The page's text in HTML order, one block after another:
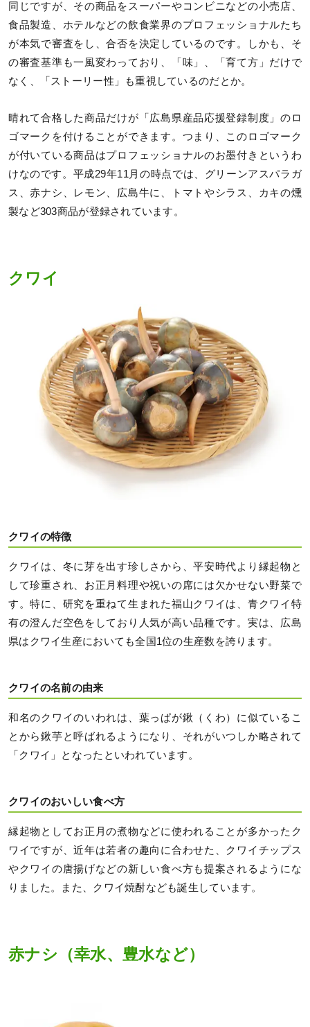
同じですが、その商品をスーパーやコンビニなどの小売店、
食品製造、ホテルなどの飲食業界のプロフェッショナルたち
が本気で審査をし、合否を決定しているのです。しかも、そ
の審査基準も一風変わっており、「味」、「育て方」だけで
なく、「ストーリー性」も重視しているのだとか。
晴れて合格した商品だけが「広島県産品応援登録制度」のロ
ゴマークを付けることができます。つまり、このロゴマーク
が付いている商品はプロフェッショナルのお墨付きというわ
けなのです。平成29年11月の時点では、グリーンアスパラガ
ス、赤ナシ、レモン、広島牛に、トマトやシラス、カキの燻
製など303商品が登録されています。
クワイ
クワイの特徴
クワイは、冬に芽を出す珍しさから、平安時代より縁起物と
して珍重され、お正月料理や祝いの席には欠かせない野菜で
す。特に、研究を重ねて生まれた福山クワイは、青クワイ特
有の澄んだ空色をしており人気が高い品種です。実は、広島
県はクワイ生産においても全国1位の生産数を誇ります。
クワイの名前の由来
和名のクワイのいわれは、葉っぱが鍬（くわ）に似ているこ
とから鍬芋と呼ばれるようになり、それがいつしか略されて
「クワイ」となったといわれています。
クワイのおいしい食べ方
縁起物としてお正月の煮物などに使われることが多かったク
ワイですが、近年は若者の趣向に合わせた、クワイチップス
やクワイの唐揚げなどの新しい食べ方も提案されるようにな
りました。また、クワイ焼酎なども誕生しています。
赤ナシ（幸水、豊水など）